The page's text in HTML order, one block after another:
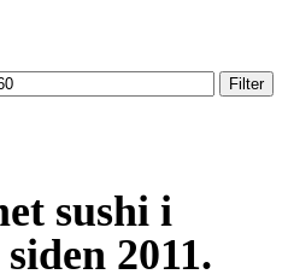
Filter
sushi i
2011.